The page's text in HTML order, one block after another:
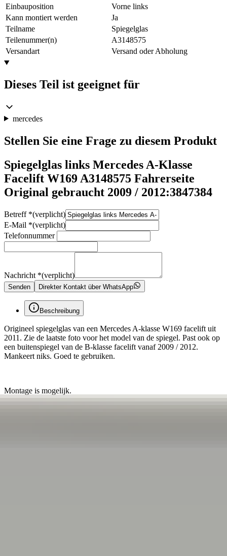
Einbauposition
Vorne links
Kann montiert werden
Ja
Teilname
Spiegelglas
Teilenummer(n)
A3148575
Versandart
Versand oder Abholung
Dieses Teil ist geeignet für
mercedes
Stellen Sie eine Frage zu diesem Produkt
Spiegelglas links Mercedes A-Klasse
Facelift W169 A3148575 Fahrerseite
Original gebraucht 2009 / 2012:3847384
Betreff *(verplicht)
E-Mail *(verplicht)
Telefonnummer
Nachricht *(verplicht)
Senden Direkter Kontakt über WhatsApp
Beschreibung
Origineel spiegelglas van een Mercedes A-klasse W169 facelift uit
2011. Zie de laatste foto voor het model van de spiegel. Past ook op
een buitenspiegel van de B-klasse facelift vanaf 2009 / 2012.
Mankeert niks. Goed te gebruiken.
Montage is mogelijk.